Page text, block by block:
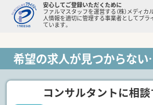
安心してご登録いただくために
ファルマスタッフを運営する（株）メディカ
人情報を適切に管理する事業者としてプ
ています。
希望の求人が見つからな
コンサルタントに相談